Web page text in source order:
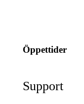
Öppettider
Support